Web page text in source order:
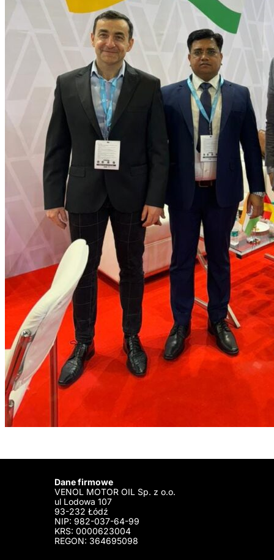
Dane firmowe
VENOL MOTOR OIL Sp. z o.o.
ul Lodowa 107
93-232 Łódź
NIP: 982-037-64-99
KRS: 0000623004
REGON: 364695098